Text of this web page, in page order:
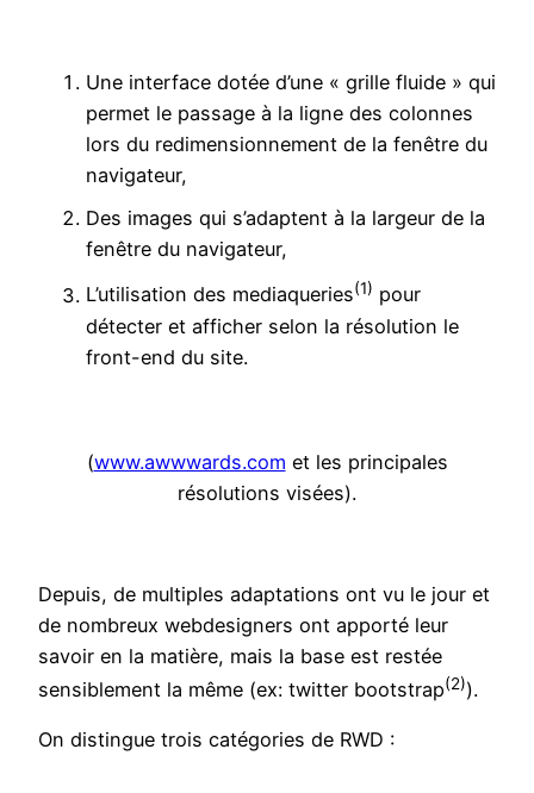
Une interface dotée d’une « grille fluide » qui
permet le passage à la ligne des colonnes
lors du redimensionnement de la fenêtre du
navigateur,
Des images qui s’adaptent à la largeur de la
fenêtre du navigateur,
L’utilisation des mediaqueries(1) pour
détecter et afficher selon la résolution le
front-end du site.
(www.awwwards.com et les principales
résolutions visées).
Depuis, de multiples adaptations ont vu le jour et
de nombreux webdesigners ont apporté leur
savoir en la matière, mais la base est restée
sensiblement la même (ex: twitter bootstrap(2)).
On distingue trois catégories de RWD :